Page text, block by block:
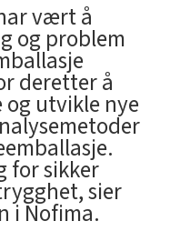
vært å
og problem
deretter å
utvikle nye
for sikker
sier
i Nofima.